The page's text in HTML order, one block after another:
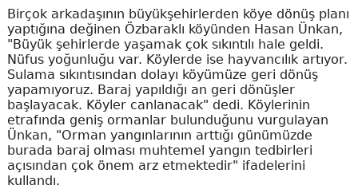
Birçok arkadaşının büyükşehirlerden köye dönüş planı
yaptığına değinen Özbaraklı köyünden Hasan Ünkan,
"Büyük şehirlerde yaşamak çok sıkıntılı hale geldi.
Nüfus yoğunluğu var. Köylerde ise hayvancılık artıyor.
Sulama sıkıntısından dolayı köyümüze geri dönüş
yapamıyoruz. Baraj yapıldığı an geri dönüşler
başlayacak. Köyler canlanacak" dedi. Köylerinin
etrafında geniş ormanlar bulunduğunu vurgulayan
Ünkan, "Orman yangınlarının arttığı günümüzde
burada baraj olması muhtemel yangın tedbirleri
açısından çok önem arz etmektedir" ifadelerini
kullandı.